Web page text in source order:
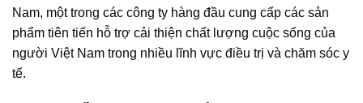
Nam, một trong các công ty hàng đầu cung cấp các sản
phẩm tiên tiến hỗ trợ cải thiện chất lượng cuộc sống của
người Việt Nam trong nhiều lĩnh vực điều trị và chăm sóc y
tế.